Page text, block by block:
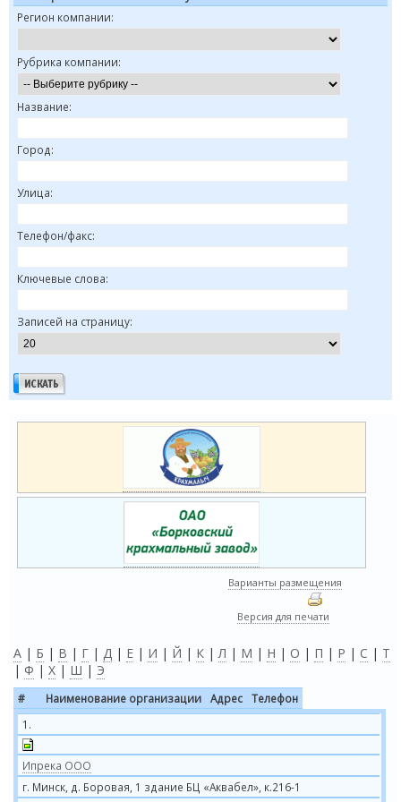
Регион компании:
Рубрика компании:
Название:
Город:
Улица:
Телефон/факс:
Ключевые слова:
Записей на страницу:
Варианты размещения
Версия для печати
А | Б | В | Г | Д | Е | И | Й | К |Л | М | Н | О | П | Р | С | Т
| Ф | Х | Ш | Э
# Наименование организации Адрес
Телефон
1.
Ипрека ООО
г. Минск, д. Боровая, 1 здание БЦ «Аквабел», к.216-1